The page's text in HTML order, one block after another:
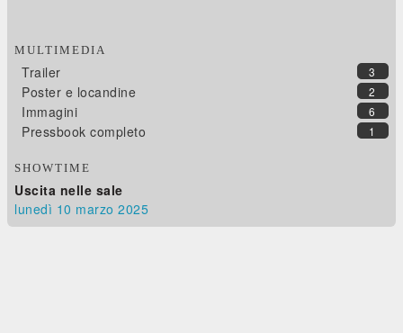
MULTIMEDIA
3
Trailer
2
Poster e locandine
6
Immagini
1
Pressbook completo
SHOWTIME
Uscita nelle sale
lunedì 10 marzo 2025